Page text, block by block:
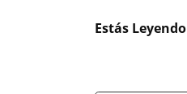
Estás Leyendo